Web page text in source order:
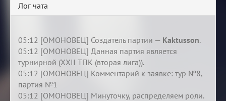
Лог чата
05:12 [ОМОНОВЕЦ] Создатель партии — Kaktusson.
05:12 [ОМОНОВЕЦ] Данная партия является
турнирной (XXII ТПК (вторая лига)).
05:12 [ОМОНОВЕЦ] Комментарий к заявке: тур №8,
партия №1
05:12 [ОМОНОВЕЦ] Минуточку, распределяем роли.